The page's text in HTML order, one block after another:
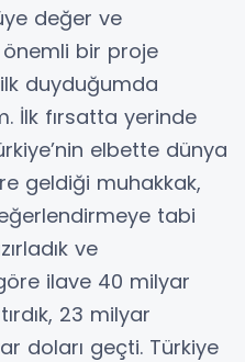
değer ve
bir proje
duyduğumda
İlk fırsatta yerinde
elbette dünya
geldiği muhakkak,
tabi
ve
ilave 40 milyar
23 milyar
doları geçti. Türkiye